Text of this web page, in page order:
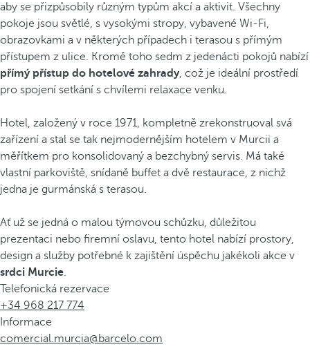
aby se přizpůsobily různým typům akcí a aktivit. Všechny
pokoje jsou světlé, s vysokými stropy, vybavené Wi-Fi,
obrazovkami a v některých případech i terasou s přímým
přístupem z ulice. Kromě toho sedm z jedenácti pokojů nabízí
přímý přístup do hotelové zahrady, což je ideální prostředí
pro spojení setkání s chvílemi relaxace venku.
Hotel, založený v roce 1971, kompletně zrekonstruoval svá
zařízení a stal se tak nejmodernějším hotelem v Murcii a
měřítkem pro konsolidovaný a bezchybný servis. Má také
vlastní parkoviště, snídaně buffet a dvě restaurace, z nichž
jedna je gurmánská s terasou.
Ať už se jedná o malou týmovou schůzku, důležitou
prezentaci nebo firemní oslavu, tento hotel nabízí prostory,
design a služby potřebné k zajištění úspěchu jakékoli akce v
srdci Murcie.
Telefonická rezervace
+34 968 217 774
Informace
comercial.murcia@barcelo.com